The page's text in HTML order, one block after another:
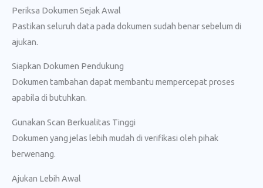
Periksa Dokumen Sejak Awal
Pastikan seluruh data pada dokumen sudah benar sebelum di
ajukan.
Siapkan Dokumen Pendukung
Dokumen tambahan dapat membantu mempercepat proses
apabila di butuhkan.
Gunakan Scan Berkualitas Tinggi
Dokumen yang jelas lebih mudah di verifikasi oleh pihak
berwenang.
Ajukan Lebih Awal